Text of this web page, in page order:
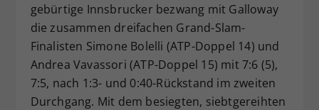
gebürtige Innsbrucker bezwang mit Galloway
die zusammen dreifachen Grand-Slam-
Finalisten Simone Bolelli (ATP-Doppel 14) und
Andrea Vavassori (ATP-Doppel 15) mit 7:6 (5),
7:5, nach 1:3- und 0:40-Rückstand im zweiten
Durchgang. Mit dem besiegten, siebtgereihten